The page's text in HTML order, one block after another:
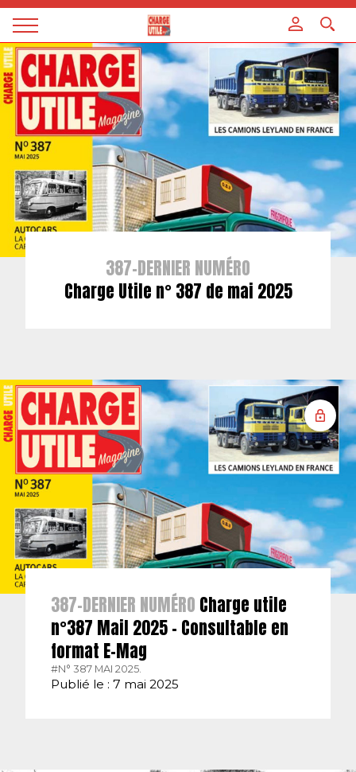
Magazine
Charge
utile
387-DERNIER NUMÉRO
Charge Utile n° 387 de mai 2025
387-DERNIER NUMÉRO Charge utile
n°387 Mail 2025 – Consultable en
format E-Mag
#N° 387 MAI 2025.
Publié le : 7 mai 2025
Panneau de gestion des cookies